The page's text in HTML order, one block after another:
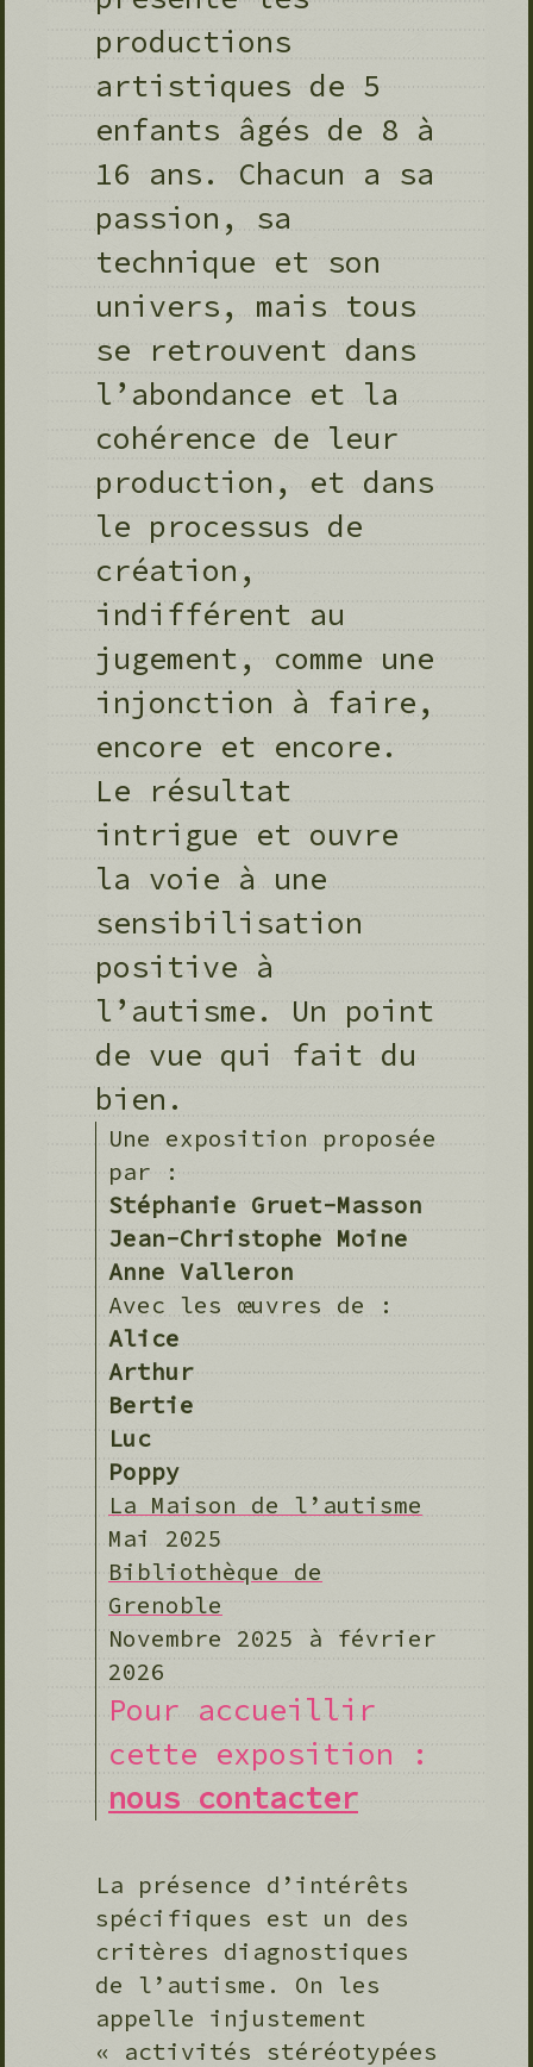
productions
artistiques de 5
enfants âgés de 8 à
16 ans. Chacun a sa
passion, sa
technique et son
univers, mais tous
se retrouvent dans
l’abondance et la
cohérence de leur
production, et dans
le processus de
création,
indifférent au
jugement, comme une
injonction à faire,
encore et encore.
Le résultat
intrigue et ouvre
la voie à une
sensibilisation
positive à
l’autisme. Un point
de vue qui fait du
bien.
Une exposition proposée
par :
Stéphanie Gruet-Masson
Jean-Christophe Moine
Anne Valleron
Avec les œuvres de :
Alice
Arthur
Bertie
Luc
Poppy
La Maison de l’autisme
Mai 2025
Bibliothèque de
Grenoble
Novembre 2025 à février
2026
Pour accueillir
cette exposition :
nous contacter
La présence d’intérêts
spécifiques est un des
critères diagnostiques
de l’autisme. On les
appelle injustement
« activités stéréotypées